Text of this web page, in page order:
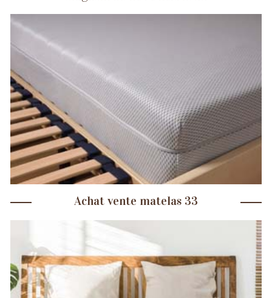
Achat vente matelas 33